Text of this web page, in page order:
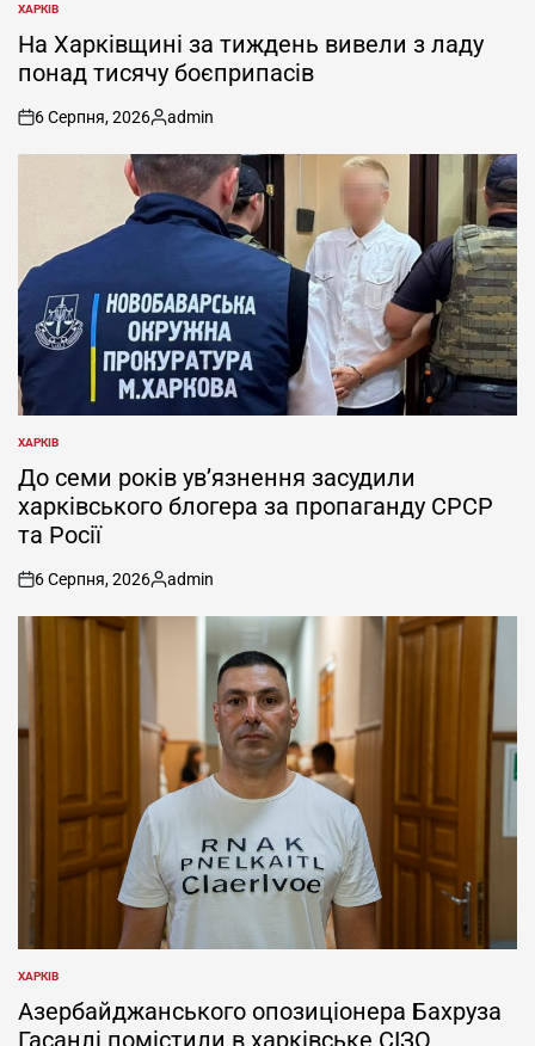
ОПУБЛІКУВАТИ
У
ХАРКІВ
На Харківщині за тиждень вивели з ладу
понад тисячу боєприпасів
on
6 Серпня, 2026
Опубліковано
admin
ОПУБЛІКУВАТИ
У
ХАРКІВ
До семи років ув’язнення засудили
харківського блогера за пропаганду СРСР
та Росії
on
6 Серпня, 2026
Опубліковано
admin
ОПУБЛІКУВАТИ
ХАРКІВ
Азербайджанського опозиціонера Бахруза
Гасанлі помістили в харківське СІЗО